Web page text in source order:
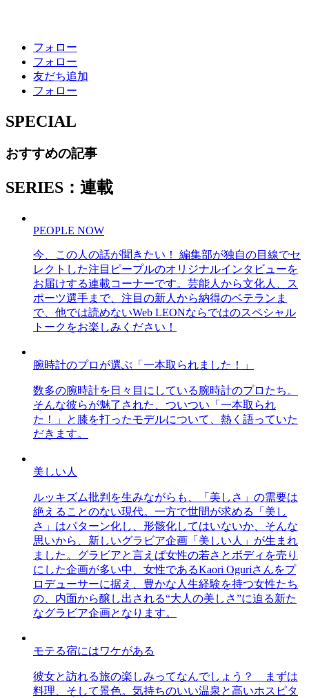
フォロー
フォロー
友だち追加
フォロー
SPECIAL
おすすめの記事
SERIES：連載
PEOPLE NOW
今、この人の話が聞きたい！ 編集部が独自の目線でセ
レクトした注目ピープルのオリジナルインタビューを
お届けする連載コーナーです。芸能人から文化人、ス
ポーツ選手まで、注目の新人から納得のベテランま
で、他では読めないWeb LEONならではのスペシャル
トークをお楽しみください！
腕時計のプロが選ぶ「一本取られました！」
数多の腕時計を日々目にしている腕時計のプロたち。
そんな彼らが魅了された、ついつい「一本取られ
た！」と膝を打ったモデルについて、熱く語っていた
だきます。
美しい人
ルッキズム批判を生みながらも、「美しさ」の需要は
絶えることのない現代。一方で世間が求める「美し
さ」はパターン化し、形骸化してはいないか、そんな
思いから、新しいグラビア企画「美しい人」が生まれ
ました。グラビアと言えば女性の若さとボディを売り
にした企画が多い中、女性であるKaori Oguriさんをプ
ロデューサーに据え、豊かな人生経験を持つ女性たち
の、内面から醸し出される“大人の美しさ”に迫る新た
なグラビア企画となります。
モテる宿にはワケがある
彼女と訪れる旅の楽しみってなんでしょう？ まずは
料理、そして景色。気持ちのいい温泉と高いホスピタ